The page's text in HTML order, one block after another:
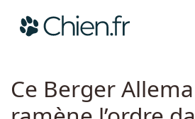
Races
CHIEN.FR ACTUALITÉS
Ce Berger